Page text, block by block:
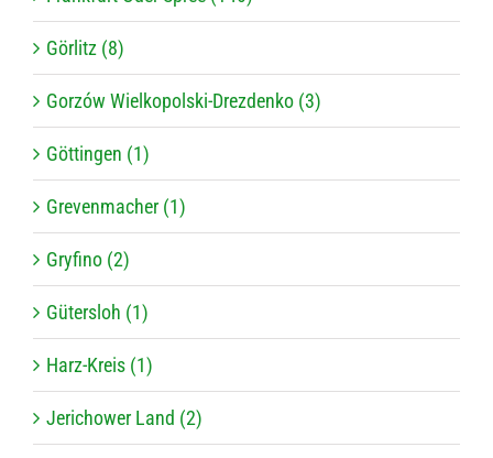
Görlitz (8)
Gorzów Wielkopolski-Drezdenko (3)
Göttingen (1)
Grevenmacher (1)
Gryfino (2)
Gütersloh (1)
Harz-Kreis (1)
Jerichower Land (2)